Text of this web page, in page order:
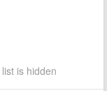
is hidden